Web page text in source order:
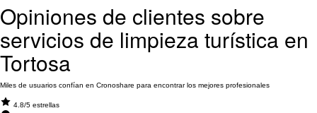
Opiniones de clientes sobre
servicios de limpieza turística en
Tortosa
Miles de usuarios confían en Cronoshare para encontrar los mejores profesionales
4.8/5 estrellas